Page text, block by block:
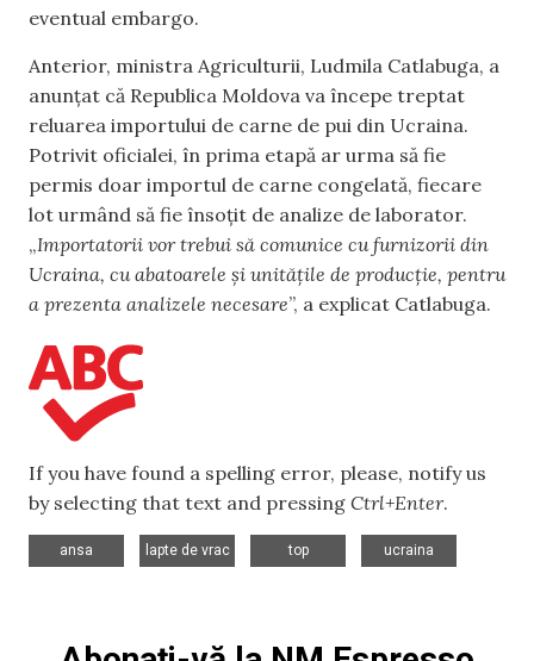
eventual embargo.
Anterior, ministra Agriculturii, Ludmila Catlabuga, a
anunțat că Republica Moldova va începe treptat
reluarea importului de carne de pui din Ucraina.
Potrivit oficialei, în prima etapă ar urma să fie
permis doar importul de carne congelată, fiecare
lot urmând să fie însoțit de analize de laborator.
„Importatorii vor trebui să comunice cu furnizorii din
Ucraina, cu abatoarele și unitățile de producție, pentru
a prezenta analizele necesare”, a explicat Catlabuga.
If you have found a spelling error, please, notify us
by selecting that text and pressing Ctrl+Enter.
ansa
lapte de vrac
top
ucraina